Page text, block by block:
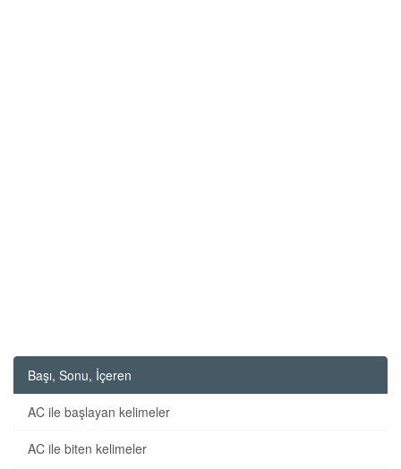
Başı, Sonu, İçeren
AC ile başlayan kelimeler
AC ile biten kelimeler